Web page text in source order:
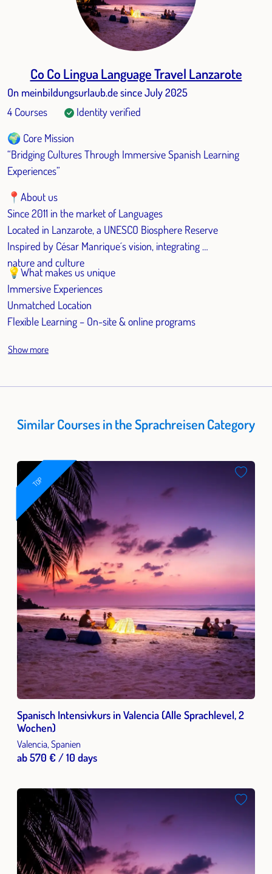
Co Co Lingua Language Travel Lanzarote
On meinbildungsurlaub.de since July 2025
4 Courses
Identity verified
🌍 Core Mission
“Bridging Cultures Through Immersive Spanish Learning
Experiences”
📍About us
Since 2011 in the market of Languages
Located in Lanzarote, a UNESCO Biosphere Reserve
Inspired by César Manrique´s vision, integrating
nature and culture
💡What makes us unique
Immersive Experiences
Unmatched Location
Flexible Learning – On-site & online programs
Show more
Similar Courses in the Sprachreisen Category
TOP
Spanisch Intensivkurs in Valencia (Alle Sprachlevel, 2
Wochen)
Valencia, Spanien
ab 570 € / 10 days